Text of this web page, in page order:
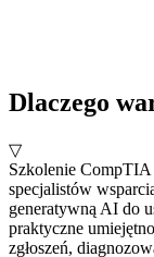
Dlaczego
▽
Szkolenie CompTIA
specjalistów
generatywną AI do
praktyczne
zgłoszeń,